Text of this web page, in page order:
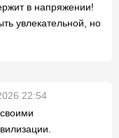
в напряжении!
увлекательной, но
22:54